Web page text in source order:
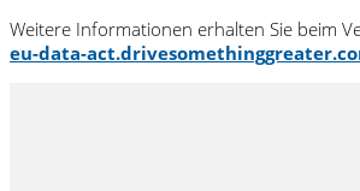
Weitere Informationen erhalten Sie beim
eu-data-